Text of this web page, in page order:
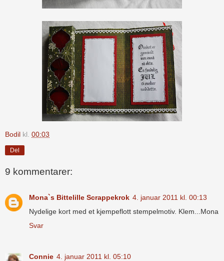
Bodil kl. 00:03
Del
9 kommentarer:
Mona`s Bittelille Scrappekrok 4. januar 2011 kl. 00:13
Nydelige kort med et kjempeflott stempelmotiv. Klem...Mona
Svar
Connie 4. januar 2011 kl. 05:10